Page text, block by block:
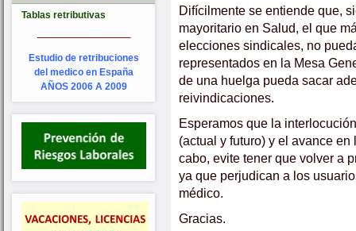
Tablas retributivas
Estudio de retribuciones
del medico en España
AÑOS 2006 A 2009
Difícilmente se entiende que,
mayoritario en Salud, el que
elecciones sindicales, no
representados en la Mesa
de una huelga pueda sacar
reivindicaciones.
Esperamos que la
(actual y futuro) y el avance
cabo, evite tener que volver a
ya que perjudican a los
médico.
Gracias.